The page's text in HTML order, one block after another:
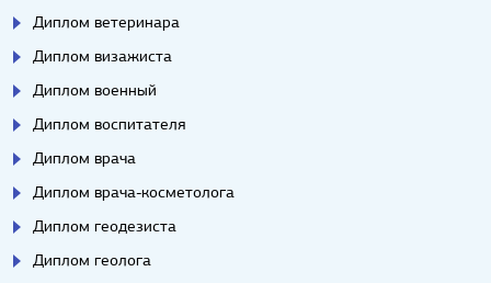
Диплом ветеринара
Диплом визажиста
Диплом военный
Диплом воспитателя
Диплом врача
Диплом врача-косметолога
Диплом геодезиста
Диплом геолога